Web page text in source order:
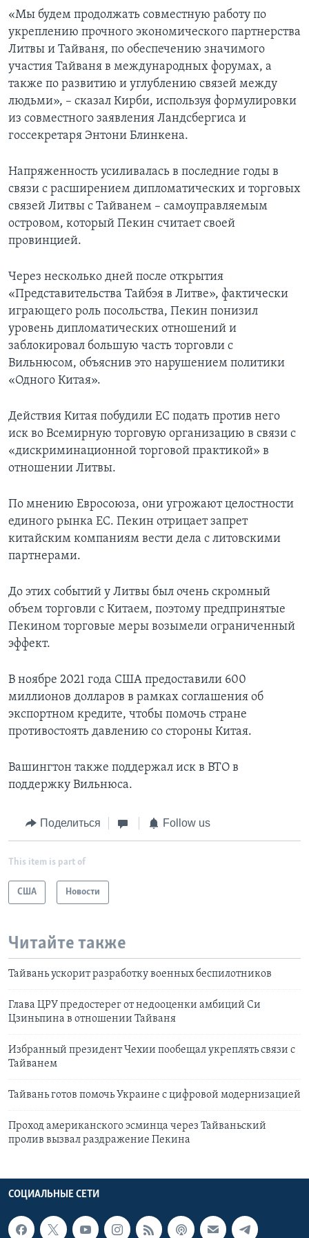
«Мы будем продолжать совместную работу по
укреплению прочного экономического партнерства
Литвы и Тайваня, по обеспечению значимого
участия Тайваня в международных форумах, а
также по развитию и углублению связей между
людьми», – сказал Кирби, используя формулировки
из совместного заявления Ландсбергиса и
госсекретаря Энтони Блинкена.
Напряженность усиливалась в последние годы в
связи с расширением дипломатических и торговых
связей Литвы с Тайванем – самоуправляемым
островом, который Пекин считает своей
провинцией.
Через несколько дней после открытия
«Представительства Тайбэя в Литве», фактически
играющего роль посольства, Пекин понизил
уровень дипломатических отношений и
заблокировал большую часть торговли с
Вильнюсом, объяснив это нарушением политики
«Одного Китая».
Действия Китая побудили ЕС подать против него
иск во Всемирную торговую организацию в связи с
«дискриминационной торговой практикой» в
отношении Литвы.
По мнению Евросоюза, они угрожают целостности
единого рынка ЕС. Пекин отрицает запрет
китайским компаниям вести дела с литовскими
партнерами.
До этих событий у Литвы был очень скромный
объем торговли с Китаем, поэтому предпринятые
Пекином торговые меры возымели ограниченный
эффект.
В ноябре 2021 года США предоставили 600
миллионов долларов в рамках соглашения об
экспортном кредите, чтобы помочь стране
противостоять давлению со стороны Китая.
Вашингтон также поддержал иск в ВТО в
поддержку Вильнюса.
Поделиться Follow us
This item is part of
США Новости
Читайте также
Тайвань ускорит разработку военных беспилотников
Глава ЦРУ предостерег от недооценки амбиций Си
Цзиньпина в отношении Тайваня
Избранный президент Чехии пообещал укреплять связи с
Тайванем
Тайвань готов помочь Украине с цифровой модернизацией
Проход американского эсминца через Тайваньский
пролив вызвал раздражение Пекина
СОЦИАЛЬНЫЕ СЕТИ